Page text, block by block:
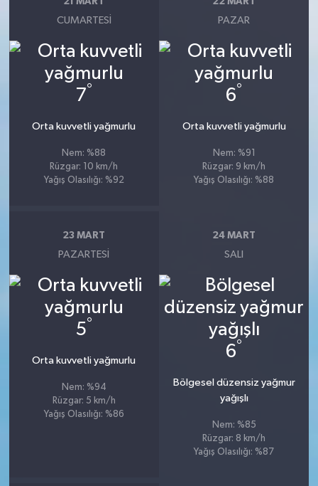
CUMARTESI
7°
Orta kuvvetli yağmurlu
Nem: %88
Rüzgar: 10 km/h
Yağış Olasılığı: %92
PAZAR
6°
Orta kuvvetli yağmurlu
Nem: %91
Rüzgar: 9 km/h
Yağış Olasılığı: %88
23 MART
PAZARTESI
5°
Orta kuvvetli yağmurlu
Nem: %94
Rüzgar: 5 km/h
Yağış Olasılığı: %86
24 MART
SALI
6°
Bölgesel düzensiz yağmur
yağışlı
Nem: %85
Rüzgar: 8 km/h
Yağış Olasılığı: %87